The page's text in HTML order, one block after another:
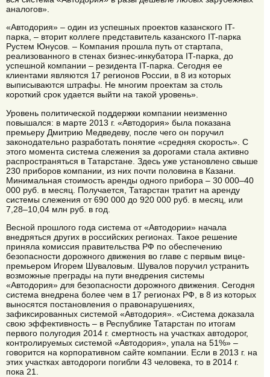
аналогов».
«Автодория» – один из успешных проектов казанского IT-
парка, – вторит коллеге представитель казанского IT-парка
Рустем Юнусов. – Компания прошла путь от стартапа,
реализованного в стенах бизнес-инкубатора IT-парка, до
успешной компании – резидента IT-парка. Сегодня ее
клиентами являются 17 регионов России, в 8 из которых
выписываются штрафы. Не многим проектам за столь
короткий срок удается выйти на такой уровень».
Уровень политической поддержки компании неизменно
повышался: в марте 2013 г. «Автодория» была показана
премьеру Дмитрию Медведеву, после чего он поручил
законодательно разработать понятие «средняя скорость». С
этого момента система слежения за дорогами стала активно
распространяться в Татарстане. Здесь уже установлено свыше
230 приборов компании, из них почти половина в Казани.
Минимальная стоимость аренды одного прибора – 30 000–40
000 руб. в месяц. Получается, Татарстан тратит на аренду
системы слежения от 690 000 до 920 000 руб. в месяц, или
7,28–10,04 млн руб. в год.
Весной прошлого года система от «Автодории» начала
внедряться других в российских регионах. Такое решение
приняла комиссия правительства РФ по обеспечению
безопасности дорожного движения во главе с первым вице-
премьером Игорем Шуваловым. Шувалов поручил устранить
возможные преграды на пути внедрения системы
«Автодория» для безопасности дорожного движения. Сегодня
система внедрена более чем в 17 регионах РФ, в 8 из которых
выносятся постановления о правонарушениях,
зафиксированных системой «Автодория». «Система доказала
свою эффективность – в Республике Татарстан по итогам
первого полугодия 2014 г. смертность на участках автодорог,
контролируемых системой «Автодория», упала на 51%» –
говорится на корпоративном сайте компании. Если в 2013 г. на
этих участках автодороги погибли 43 человека, то в 2014 г.
пока 21.